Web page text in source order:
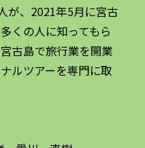
が、2021年5月に宮古
くの人に知ってもら
古島で旅行業を開業
ルツアーを専門に取